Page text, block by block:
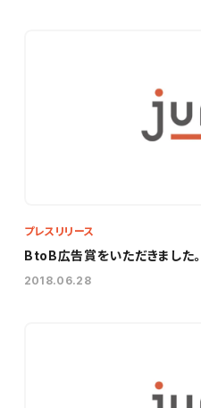
プレスリリース
BtoB広告賞をいただきました。
2018.06.28